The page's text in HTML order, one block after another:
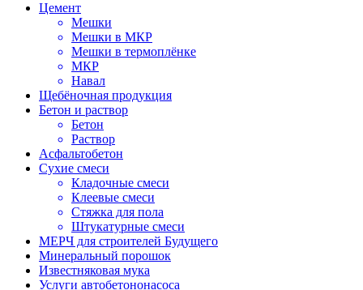
Цемент
Мешки
Мешки в МКР
Мешки в термоплёнке
МКР
Навал
Щебёночная продукция
Бетон и раствор
Бетон
Раствор
Асфальтобетон
Сухие смеси
Кладочные смеси
Клеевые смеси
Стяжка для пола
Штукатурные смеси
МЕРЧ для строителей Будущего
Минеральный порошок
Известняковая мука
Услуги автобетононасоса